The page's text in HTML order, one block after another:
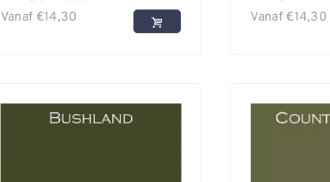
Vanaf €14,30 Vanaf €14,30